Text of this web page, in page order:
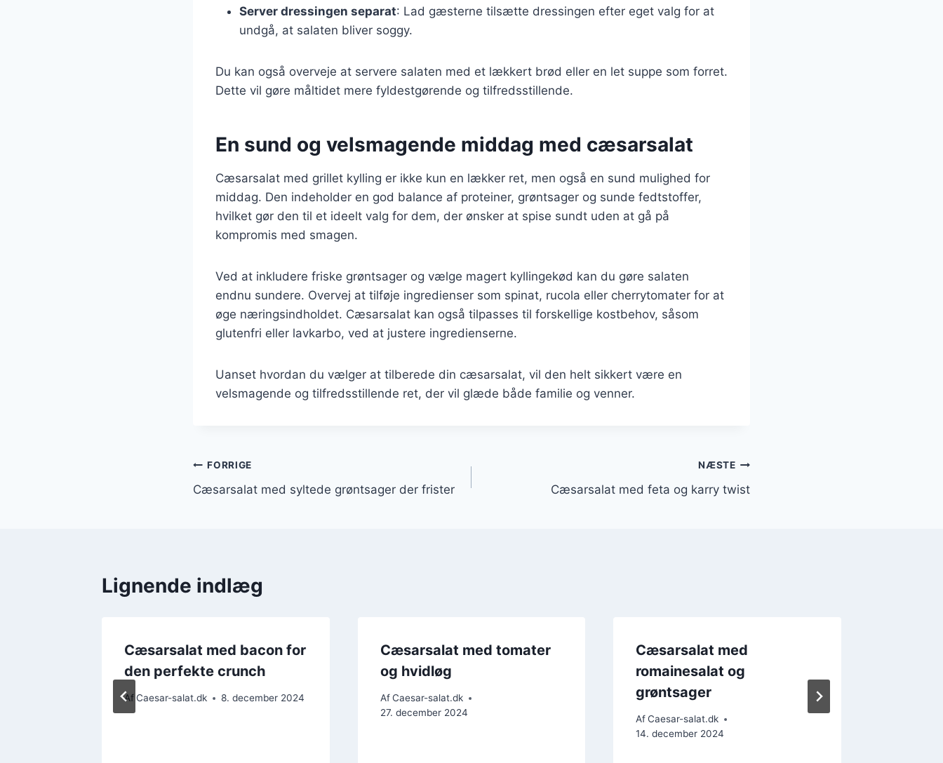
Server dressingen separat: Lad gæsterne tilsætte dressingen efter eget valg for at
undgå, at salaten bliver soggy.
Du kan også overveje at servere salaten med et lækkert brød eller en let suppe som forret.
Dette vil gøre måltidet mere fyldestgørende og tilfredsstillende.
En sund og velsmagende middag med cæsarsalat
Cæsarsalat med grillet kylling er ikke kun en lækker ret, men også en sund mulighed for
middag. Den indeholder en god balance af proteiner, grøntsager og sunde fedtstoffer,
hvilket gør den til et ideelt valg for dem, der ønsker at spise sundt uden at gå på
kompromis med smagen.
Ved at inkludere friske grøntsager og vælge magert kyllingekød kan du gøre salaten
endnu sundere. Overvej at tilføje ingredienser som spinat, rucola eller cherrytomater for at
øge næringsindholdet. Cæsarsalat kan også tilpasses til forskellige kostbehov, såsom
glutenfri eller lavkarbo, ved at justere ingredienserne.
Uanset hvordan du vælger at tilberede din cæsarsalat, vil den helt sikkert være en
velsmagende og tilfredsstillende ret, der vil glæde både familie og venner.
Indlægsnavigation
FORRIGE
Cæsarsalat med syltede grøntsager der frister
NÆSTE
Cæsarsalat med feta og karry twist
Lignende indlæg
Cæsarsalat med bacon for
den perfekte crunch
AfCaesar-salat.dk 8. december 2024
Cæsarsalat med tomater
og hvidløg
Af Caesar-salat.dk
27. december 2024
Cæsarsalat med
romainesalat og
grøntsager
Af Caesar-salat.dk
14. december 2024